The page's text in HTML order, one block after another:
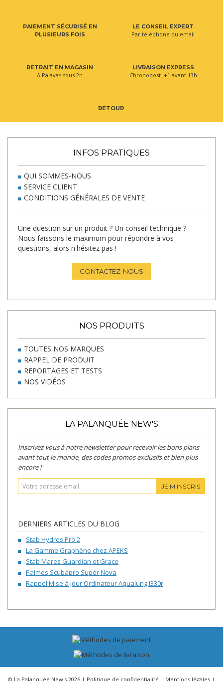
PAIEMENT SÉCURISÉ EN
PLUSIEURS FOIS
LE CONSEIL EXPERT
Par téléphone ou email
RETRAIT EN MAGASIN
A Palavas sous 2h
LIVRAISON EXPRESS
Chronopost J+1 avant 13h
RETOUR
INFOS PRATIQUES
QUI SOMMES-NOUS
SERVICE CLIENT
CONDITIONS GÉNÉRALES DE VENTE
Une question sur un produit ? Un conseil technique ?
Nous faissons le maximum pour répondre à vos
questions, alors n'hésitez pas !
CONTACTEZ-NOUS
NOS PRODUITS
TOUTES NOS MARQUES
RAPPEL DE PRODUIT
REPORTAGES ET TESTS
NOS VIDÉOS
LA PALANQUÉE NEW'S
Inscrivez-vous à notre newsletter pour recevoir les bons plans
avant tout le monde, des codes promos exclusifs et bien plus
encore !
JE M'INSCRIS
DERNIERS ARTICLES DU BLOG
Stab Hydros Pro 2
La Gamme Graphène chez APEKS
Stab Mares Guardian et Grace
Palmes Scubapro Super Nova
Rappel Mise à jour Ordinateur Aqualung I330r
© La Palanquée New's 2026 | Politique de confidentialité | Mentions légales |